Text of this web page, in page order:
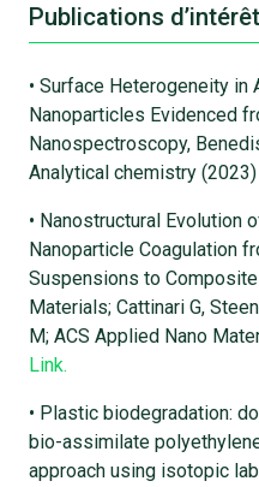
Publications d’intérêt
• Surface Heterogeneity in
Nanoparticles Evidenced
Nanospectroscopy,
Analytical chemistry
• Nanostructural Evolution
Nanoparticle Coagulation
Suspensions to
Materials; Cattinari G,
M; ACS Applied Nano
Link.
• Plastic biodegradation:
bio-assimilate
approach using isotopic